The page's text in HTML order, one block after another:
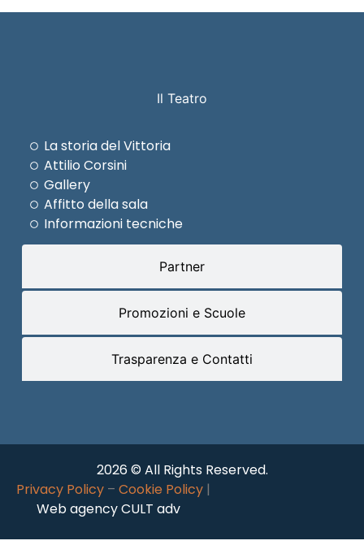
Il Teatro
Partner
Promozioni e Scuole
Trasparenza e Contatti
La storia del Vittoria
Attilio Corsini
Gallery
Affitto della sala
Informazioni tecniche
2026 © All Rights Reserved.
Privacy Policy – Cookie Policy |
Web agency CULT adv